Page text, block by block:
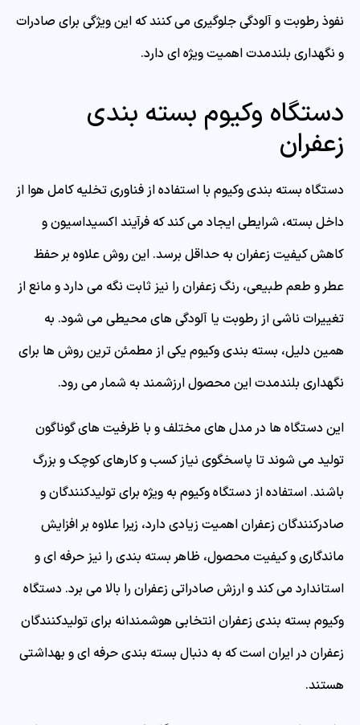
نفوذ رطوبت و آلودگی جلوگیری می کنند که این ویژگی برای صادرات
و نگهداری بلندمدت اهمیت ویژه ای دارد.
دستگاه وکیوم بسته بندی
زعفران
دستگاه بسته بندی وکیوم با استفاده از فناوری تخلیه کامل هوا از
داخل بسته، شرایطی ایجاد می کند که فرآیند اکسیداسیون و
کاهش کیفیت زعفران به حداقل برسد. این روش علاوه بر حفظ
عطر و طعم طبیعی، رنگ زعفران را نیز ثابت نگه می دارد و مانع از
تغییرات ناشی از رطوبت یا آلودگی های محیطی می شود. به
همین دلیل، بسته بندی وکیوم یکی از مطمئن ترین روش ها برای
نگهداری بلندمدت این محصول ارزشمند به شمار می رود.
این دستگاه ها در مدل های مختلف و با ظرفیت های گوناگون
تولید می شوند تا پاسخگوی نیاز کسب و کارهای کوچک و بزرگ
باشند. استفاده از دستگاه وکیوم به ویژه برای تولیدکنندگان و
صادرکنندگان زعفران اهمیت زیادی دارد، زیرا علاوه بر افزایش
ماندگاری و کیفیت محصول، ظاهر بسته بندی را نیز حرفه ای و
استاندارد می کند و ارزش صادراتی زعفران را بالا می برد. دستگاه
وکیوم بسته بندی زعفران انتخابی هوشمندانه برای تولیدکنندگان
زعفران در ایران است که به دنبال بسته‌ بندی حرفه‌ ای و بهداشتی
هستند.